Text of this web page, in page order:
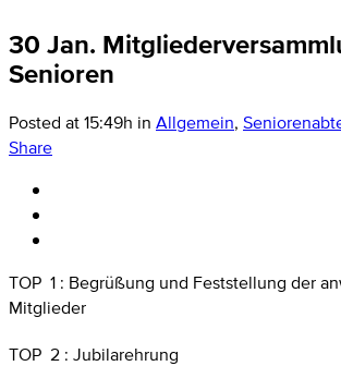
30 Jan.
Senioren
Posted at 15:49h in Allgemein,
Share
TOP 1 : Begrüßung und Feststellung der
Mitglieder
TOP 2 : Jubilarehrung